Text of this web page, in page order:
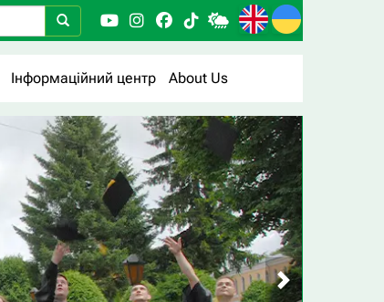
Інформаційний центр About Us